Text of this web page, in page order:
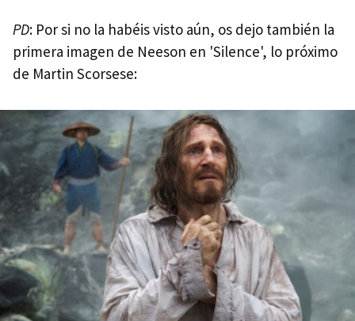
PD: Por si no la habéis visto aún, os dejo también la
primera imagen de Neeson en 'Silence', lo próximo
de Martin Scorsese: